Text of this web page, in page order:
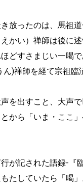
放ったのは、馬祖
えかい）禅師は後に
どすさまじい一喝
)禅師を経て宗祖臨
を出すこと、大声
から「いま・ここ
が記された語録-『
たしていたら「喝